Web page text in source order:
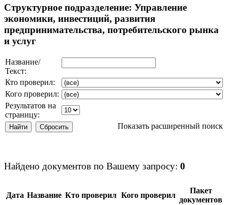
Структурное подразделение: Управление
экономики, инвестиций, развития
предпринимательства, потребительского рынка
и услуг
Название/
Текст:
Кто проверил:
Кого проверил:
Результатов на
страницу:
Показать расширенный поиск
Найдено документов по Вашему запросу: 0
Дата Название Кто проверил Кого проверил
Пакет
документов